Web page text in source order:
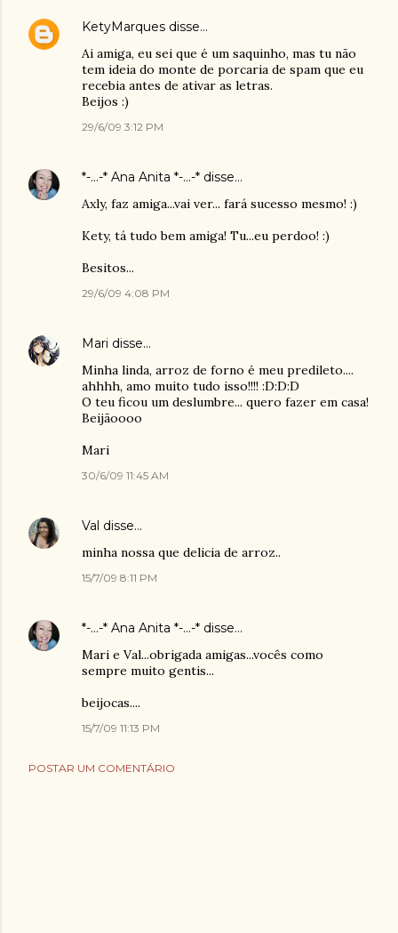
KetyMarques disse…
Ai amiga, eu sei que é um saquinho, mas tu não
tem ideia do monte de porcaria de spam que eu
recebia antes de ativar as letras.
Beijos :)
29/6/09 3:12 PM
*-...-* Ana Anita *-...-* disse…
Axly, faz amiga...vai ver... fará sucesso mesmo! :)
Kety, tá tudo bem amiga! Tu...eu perdoo! :)
Besitos...
29/6/09 4:08 PM
Mari disse…
Minha linda, arroz de forno é meu predileto....
ahhhh, amo muito tudo isso!!!! :D:D:D
O teu ficou um deslumbre... quero fazer em casa!
Beijãoooo
Mari
30/6/09 11:45 AM
Val disse…
minha nossa que delicia de arroz..
15/7/09 8:11 PM
*-...-* Ana Anita *-...-* disse…
Mari e Val...obrigada amigas...vocês como
sempre muito gentis...
beijocas....
15/7/09 11:13 PM
POSTAR UM COMENTÁRIO